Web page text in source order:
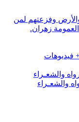
وفزعتهم لمن
العمومة زهران.
فيديوهات
والشعـراء